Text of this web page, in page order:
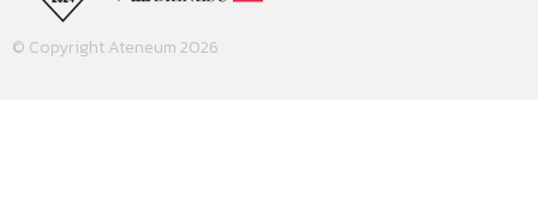
© Copyright Ateneum 2026